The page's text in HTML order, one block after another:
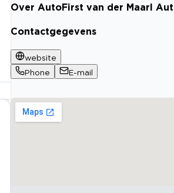
Bekijk certificaat
Over AutoFirst van der Maarl
Contactgegevens
website
Phone
E-mail